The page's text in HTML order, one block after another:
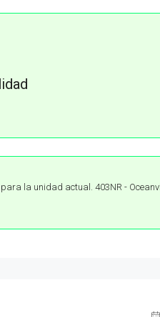
(1)-11.pdf
de Pago (4).pdf
la unidad actual. 403NR -